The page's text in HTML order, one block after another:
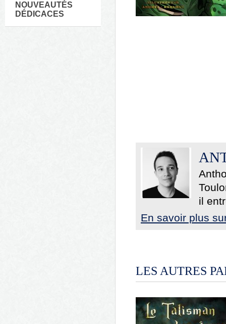
NOUVEAUTÉS
DÉDICACES
il
En savoir plus
LES AUTRES